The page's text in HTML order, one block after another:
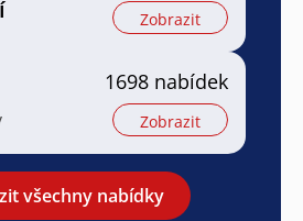
Zobrazit
1698 nabídek
Zobrazit
všechny nabídky